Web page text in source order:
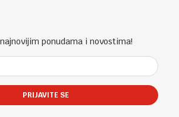
Sladaboni d.o.o)
Kultura"
zamjena artikla za drugi
ponudama i novostima!
PRIJAVITE SE